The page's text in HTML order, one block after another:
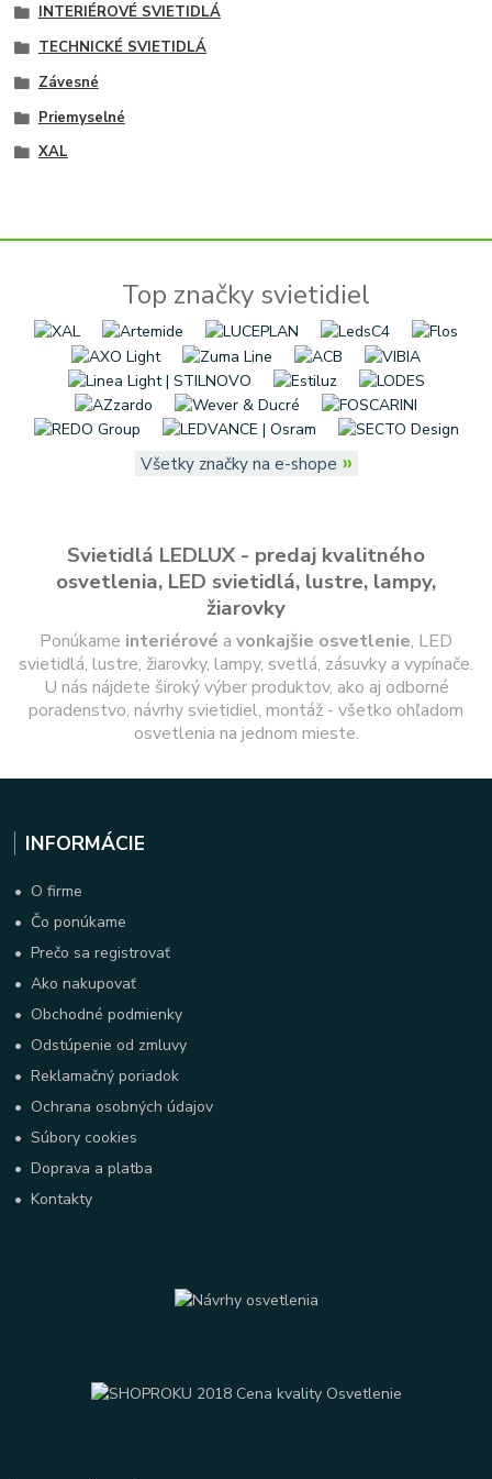
INTERIÉROVÉ SVIETIDLÁ
TECHNICKÉ SVIETIDLÁ
Závesné
Priemyselné
XAL
Top značky svietidiel
Všetky značky na e-shope »
Svietidlá LEDLUX - predaj kvalitného
osvetlenia, LED svietidlá, lustre, lampy,
žiarovky
Ponúkame interiérové a vonkajšie osvetlenie, LED
svietidlá, lustre, žiarovky, lampy, svetlá, zásuvky a vypínače.
U nás nájdete široký výber produktov, ako aj odborné
poradenstvo, návrhy svietidiel, montáž - všetko ohľadom
osvetlenia na jednom mieste.
INFORMÁCIE
• O firme
• Čo ponúkame
•Prečo sa registrovať
•Ako nakupovať
• Obchodné podmienky
• Odstúpenie od zmluvy
•Reklamačný poriadok
• Ochrana osobných údajov
•Súbory cookies
•Doprava a platba
•Kontakty